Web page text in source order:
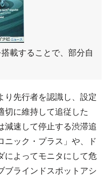
載することで、部分自
り先行者を認識し、設定
切に維持して追従した
減速して停止する渋滞追
ニック・プラス」や、ド
によってモニタにして危
ブラインドスポットアシ